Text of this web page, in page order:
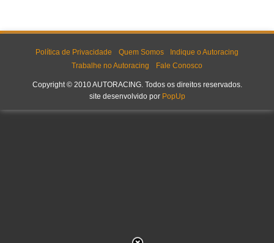
Política de Privacidade Quem Somos
Indique o Autoracing
Trabalhe no Autoracing
Fale Conosco
Copyright © 2010 AUTORACING. Todos os direitos reservados.
site desenvolvido por PopUp